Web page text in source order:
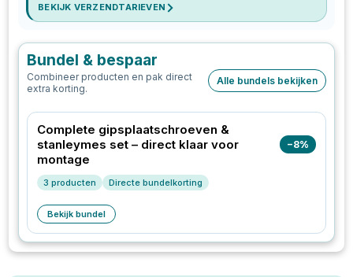
BEKIJK VERZENDTARIEVEN
Bundel & bespaar
Combineer producten en pak direct
extra korting.
Alle bundels bekijken
Complete gipsplaatschroeven &
stanleymes set – direct klaar voor
montage
−8%
3 producten Directe bundelkorting
Bekijk bundel